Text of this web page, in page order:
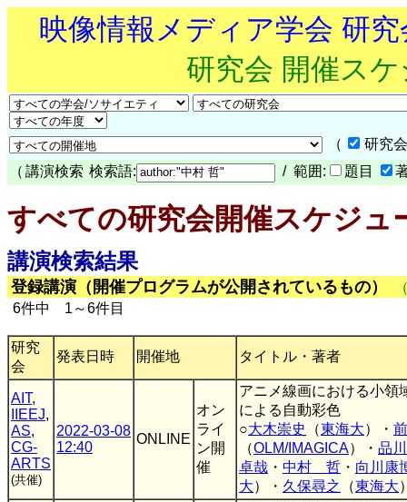
映像情報メディア学会 研
研究会 開催ス
（
研究
（ 講演検索 検索語: / 範囲: 題目
すべての研究会開催スケジュ
講演検索結果
登録講演（開催プログラムが公開されているもの）
6件中 1～6件目
研究
会
発表日時 開催地 タイトル・著者
AIT,
IIEEJ,
AS,
CG-
ARTS
(共催)
2022-03-08
12:40
ONLINE
オン
ライ
ン開
催
アニメ線画における小領
による自動彩色
○大木崇史 （東海大）・
（OLM/IMAGICA）・ 品
卓哉 ・ 中村 哲 ・ 向川康
大）・ 久保尋之 （東海大